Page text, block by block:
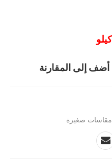
أضف إلى المقارنة
مقاسات صغيرة